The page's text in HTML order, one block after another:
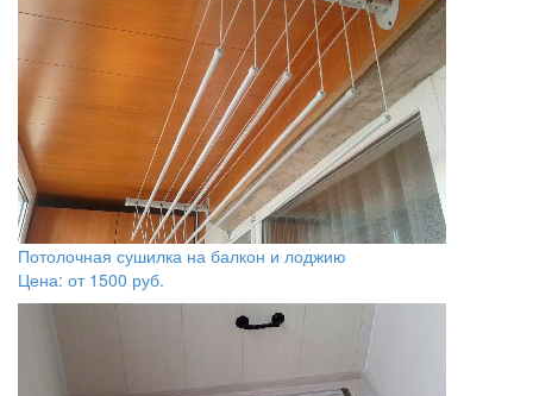
Потолочная сушилка на балкон и лоджию
Цена: от 1500 руб.